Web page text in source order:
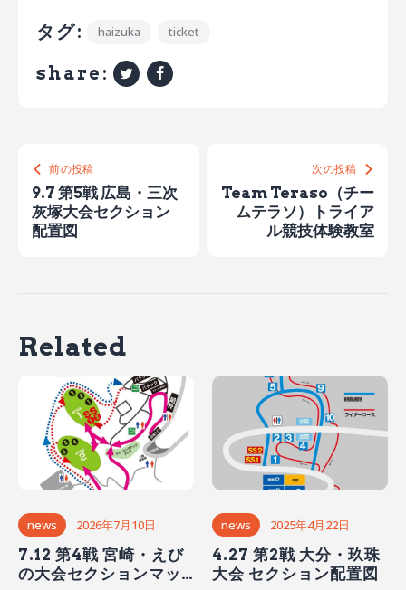
タグ: haizuka ticket
share:
前の投稿
9.7 第5戦 広島・三次
灰塚大会セクション
配置図
次の投稿
Team Teraso（チー
ムテラソ）トライア
ル競技体験教室
Related
news 2026年7月10日
7.12 第4戦 宮崎・えび
の大会セクションマッ
news 2025年4月22日
4.27 第2戦 大分・玖珠
大会 セクション配置図